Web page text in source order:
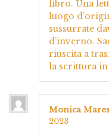
libro. Una
luogo
sussurrate
d’inverno.
riuscita a
la scrittura in
Monica
2023